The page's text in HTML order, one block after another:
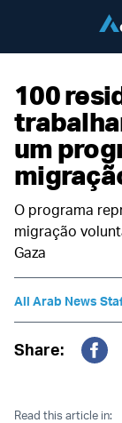
100
um
O programa
migração
Gaza
All Arab News
Share:
Read this article in: